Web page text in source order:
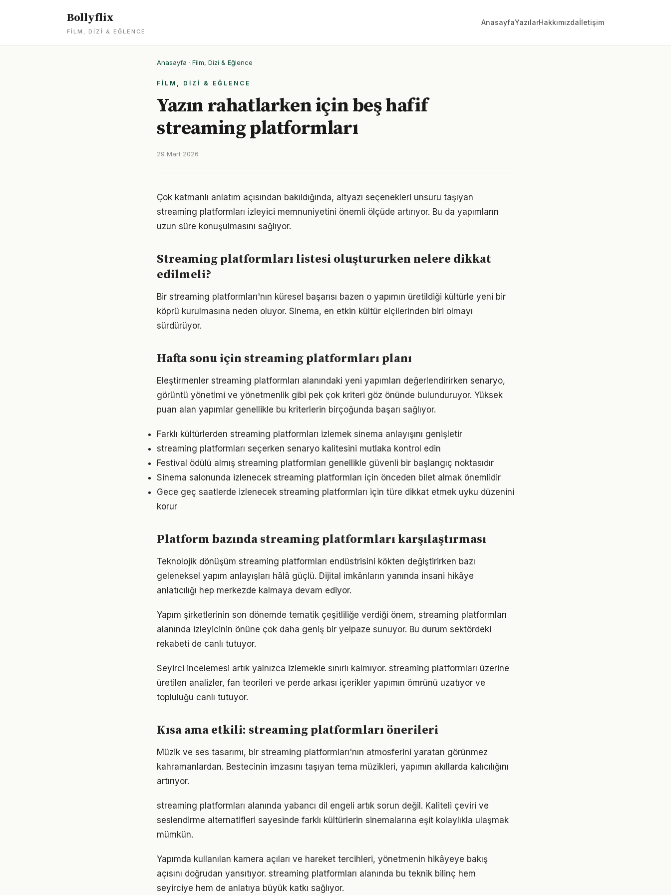
Bollyflix
FILM, DIZI & EĞLENCE
AnasayfaYazılarHakkımızdaİletişim
Anasayfa · Film, Dizi & Eğlence
FILM, DIZI & EĞLENCE
Yazın rahatlarken için beş hafif
streaming platformları
29 Mart 2026
Çok katmanlı anlatım açısından bakıldığında, altyazı seçenekleri unsuru taşıyan
streaming platformları izleyici memnuniyetini önemli ölçüde artırıyor. Bu da yapımların
uzun süre konuşulmasını sağlıyor.
Streaming platformları listesi oluştururken nelere dikkat
edilmeli?
Bir streaming platformları'nın küresel başarısı bazen o yapımın üretildiği kültürle yeni bir
köprü kurulmasına neden oluyor. Sinema, en etkin kültür elçilerinden biri olmayı
sürdürüyor.
Hafta sonu için streaming platformları planı
Eleştirmenler streaming platformları alanındaki yeni yapımları değerlendirirken senaryo,
görüntü yönetimi ve yönetmenlik gibi pek çok kriteri göz önünde bulunduruyor. Yüksek
puan alan yapımlar genellikle bu kriterlerin birçoğunda başarı sağlıyor.
Farklı kültürlerden streaming platformları izlemek sinema anlayışını genişletir
streaming platformları seçerken senaryo kalitesini mutlaka kontrol edin
Festival ödülü almış streaming platformları genellikle güvenli bir başlangıç noktasıdır
Sinema salonunda izlenecek streaming platformları için önceden bilet almak önemlidir
Gece geç saatlerde izlenecek streaming platformları için türe dikkat etmek uyku düzenini
korur
Platform bazında streaming platformları karşılaştırması
Teknolojik dönüşüm streaming platformları endüstrisini kökten değiştirirken bazı
geleneksel yapım anlayışları hâlâ güçlü. Dijital imkânların yanında insani hikâye
anlatıcılığı hep merkezde kalmaya devam ediyor.
Yapım şirketlerinin son dönemde tematik çeşitliliğe verdiği önem, streaming platformları
alanında izleyicinin önüne çok daha geniş bir yelpaze sunuyor. Bu durum sektördeki
rekabeti de canlı tutuyor.
Seyirci incelemesi artık yalnızca izlemekle sınırlı kalmıyor. streaming platformları üzerine
üretilen analizler, fan teorileri ve perde arkası içerikler yapımın ömrünü uzatıyor ve
topluluğu canlı tutuyor.
Kısa ama etkili: streaming platformları önerileri
Müzik ve ses tasarımı, bir streaming platformları'nın atmosferini yaratan görünmez
kahramanlardan. Bestecinin imzasını taşıyan tema müzikleri, yapımın akıllarda kalıcılığını
artırıyor.
streaming platformları alanında yabancı dil engeli artık sorun değil. Kaliteli çeviri ve
seslendirme alternatifleri sayesinde farklı kültürlerin sinemalarına eşit kolaylıkla ulaşmak
mümkün.
Yapımda kullanılan kamera açıları ve hareket tercihleri, yönetmenin hikâyeye bakış
açısını doğrudan yansıtıyor. streaming platformları alanında bu teknik bilinç hem
seyirciye hem de anlatıya büyük katkı sağlıyor.